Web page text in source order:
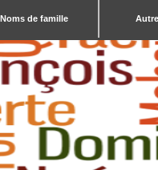
Noms de famille